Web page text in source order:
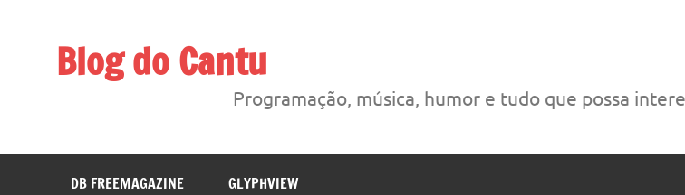
Blog do Cantu
Blog do Carlos H. Cantu sobre coisas interessantes ligadas a tecnologia, música, etc.
Programação, música, humor e tudo que possa
DB FREEMAGAZINE GLYPHVIEW